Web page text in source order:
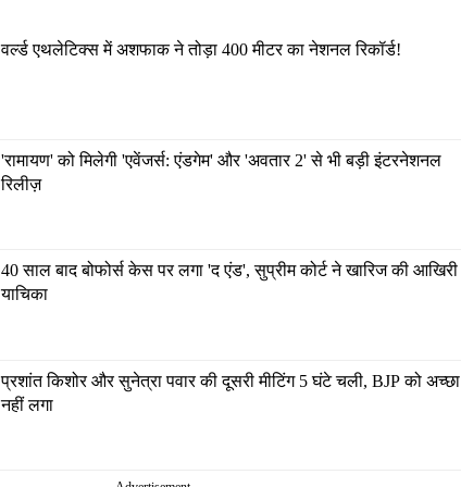
वर्ल्ड एथलेटिक्स में अशफाक ने तोड़ा 400 मी‍टर का नेशनल रिकॉर्ड!
'रामायण' को मिलेगी 'एवेंजर्स: एंडगेम' और 'अवतार 2' से भी बड़ी इंटरनेशनल
रिलीज़
40 साल बाद बोफोर्स केस पर लगा 'द एंड', सुप्रीम कोर्ट ने खारिज की आखिरी
याचिका
प्रशांत किशोर और सुनेत्रा पवार की दूसरी मीटिंग 5 घंटे चली, BJP को अच्छा
नहीं लगा